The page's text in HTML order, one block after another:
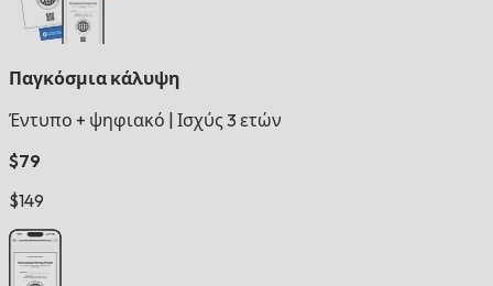
Παγκόσμια κάλυψη
Έντυπο + ψηφιακό Ισχύς 3 ετών
$79
$149